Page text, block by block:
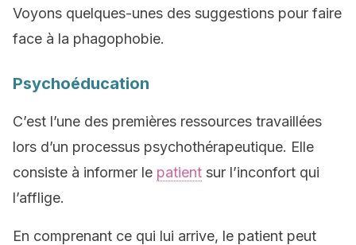
Voyons quelques-unes des suggestions pour faire
face à la phagophobie.
Psychoéducation
C’est l’une des premières ressources travaillées
lors d’un processus psychothérapeutique. Elle
consiste à informer le patient sur l’inconfort qui
l’afflige.
En comprenant ce qui lui arrive, le patient peut